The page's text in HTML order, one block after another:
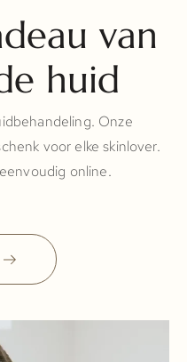
van
huid
Onze
voor elke skinlover.
online.